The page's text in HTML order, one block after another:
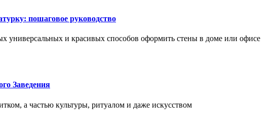
пошаговое руководство
универсальных и красивых способов оформить стены в доме или офисе
Заведения
а частью культуры, ритуалом и даже искусством